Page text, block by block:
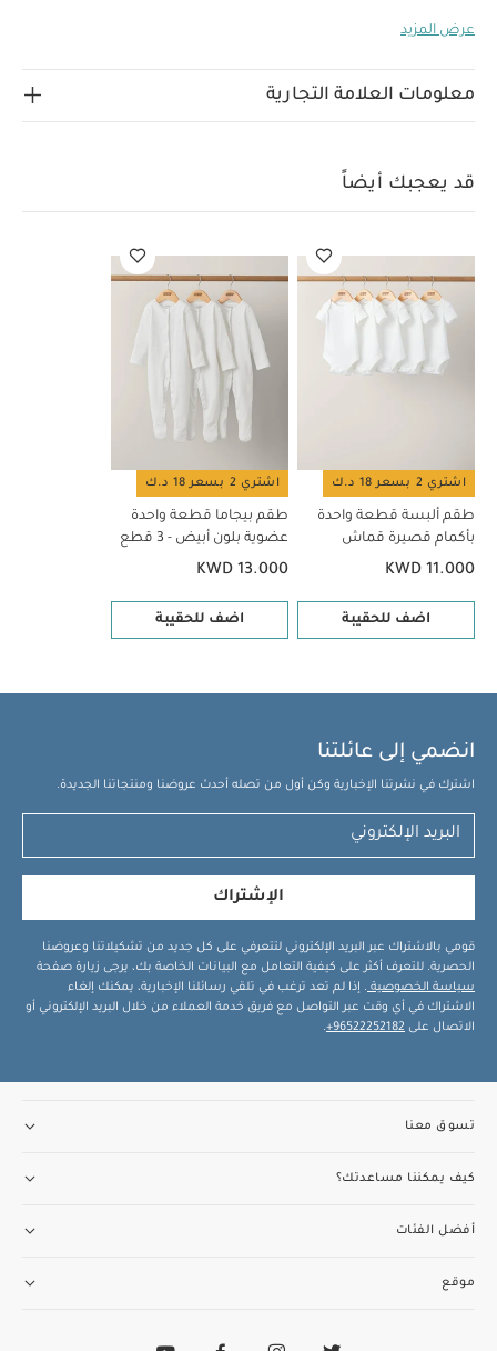
تخزين أنيق لجميع مستلزمات التغيير الخاصة بطفلك. تحتوي
مقابض كبيرة تسمح لك بنقلها بسهولة حول المنزل لمحطات
حيادي جميل ينسجم مع أي ديكور داخلي.
أقسام داخلية لتنظيم الحفاضات، المناديل، وبقية مستلزمات
علوية كبيرة لتسهيل النقل داخل المنزل
يمكن طيها لتصبح
مسطحة عند عدم الاستخدام تتضمن هذه المجموعة:
حفاضات نابي كادي بنقشة أوراق اشجار طقم بيجامة قماش
عضوي (طقم من 3 قطع، لحديثي الولادة) – أبيض
منسوجة بشعار ويلكوم تو ذا وورلد، براعم وماس
مربعات موسلين كبيرة مزينة بشعار ويلكوم تو ذا وورلد
طقم ألبسة قطعة واحدة بأكمام قصيرة
طقم بيجاما قطعة واحدة عضوية
عرض المزيد
معلومات العلامة التجارية
قد يعجبك أيضاً
اشتري 2 بسعر 18 د.ك
طقم ألبسة قطعة واحدة
بأكمام قصيرة قماش
عضوي بلون أبيض - 5 قطع
KWD 11.000
اضف للحقيبة
اشتري 2 بسعر 18 د.ك
طقم بيجاما قطعة واحدة
عضوية بلون أبيض - 3 قطع
KWD 13.000
اضف للحقيبة
انضمي إلى عائلتنا
اشترك في نشرتنا الإخبارية وكن أول من تصله أحدث عروضنا ومنتجاتنا الجديدة.
الإشتراك
قومي بالاشتراك عبر البريد الإلكتروني لتتعرفي على كل جديد من تشكيلاتنا وعروضنا
الحصرية. للتعرف أكثر على كيفية التعامل مع البيانات الخاصة بك، يرجى زيارة صفحة
سياسة الخصوصية . إذا لم تعد ترغب في تلقي رسائلنا الإخبارية، يمكنك إلغاء
الاشتراك في أي وقت عبر التواصل مع فريق خدمة العملاء من خلال البريد الإلكتروني أو
الاتصال على 96522252182+
.
تسوق معنا
كيف يمكننا مساعدتك؟
أفضل الفئات
موقع